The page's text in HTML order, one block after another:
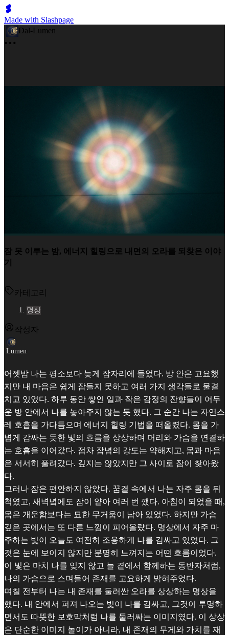
Made with Slashpage
Dal-Lumen
잠 못 이루는 밤, 에너지 힐링으로 내면의 오라를 되찾은 이야
기
카테고리
명상
작성자
Lumen
어젯밤 나는 평소보다 늦게 잠자리에 들었다. 방 안은 고요했
지만 내 마음은 쉽게 잠들지 못하고 여러 가지 생각들로 물결
치고 있었다. 하루 동안 쌓인 일과 작은 감정의 잔향들이 어두
운 방 안에서 나를 놓아주지 않는 듯 했다. 그 순간 나는 자연스
레 호흡을 가다듬으며 에너지 힐링 기법을 떠올렸다. 몸을 가
볍게 감싸는 듯한 빛의 흐름을 상상하며 머리와 가슴을 연결하
는 호흡을 이어갔다. 점차 잡념의 강도는 약해지고, 몸과 마음
은 서서히 풀려갔다. 깊지는 않았지만 그 사이로 잠이 찾아왔
다.
그러나 잠은 편안하지 않았다. 꿈결 속에서 나는 자주 몸을 뒤
척였고, 새벽녘에도 잠이 얕아 여러 번 깼다. 아침이 되었을 때,
몸은 개운함보다는 묘한 무거움이 남아 있었다. 하지만 가슴
깊은 곳에서는 또 다른 느낌이 피어올랐다. 명상에서 자주 마
주하는 빛이 오늘도 여전히 조용하게 나를 감싸고 있었다. 그
것은 눈에 보이지 않지만 분명히 느껴지는 어떤 흐름이었다.
이 빛은 마치 나를 잊지 않고 늘 곁에서 함께하는 동반자처럼,
나의 가슴으로 스며들어 존재를 고요하게 밝혀주었다.
며칠 전부터 나는 내 존재를 둘러싼 오라를 상상하는 명상을
했다. 내 안에서 퍼져 나오는 빛이 나를 감싸고, 그것이 투명하
면서도 따뜻한 보호막처럼 나를 둘러싸는 이미지였다. 이 상상
은 단순한 이미지 놀이가 아니라, 내 존재의 무게와 가치를 재